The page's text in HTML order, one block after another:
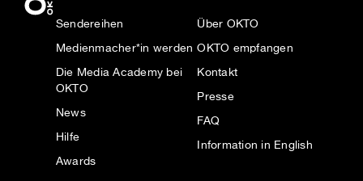
Sendereihen
Medienmacher*in werden
Die Media Academy bei
OKTO
News
Hilfe
Awards
Über OKTO
OKTO empfangen
Kontakt
Presse
FAQ
Information in English